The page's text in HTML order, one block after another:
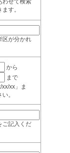
わせて検索
す。
区が分かれ
から
まで
xx」ま
。
ご記入くだ